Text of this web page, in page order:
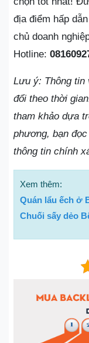
địa điểm hấp
chủ doanh
Hotline:
Lưu ý: Thông tin
đổi theo thời
tham khảo dựa
phương, bạn
thông tin chính
Xem thêm:
Quán lẩu ếch ở
Chuối sấy dẻo